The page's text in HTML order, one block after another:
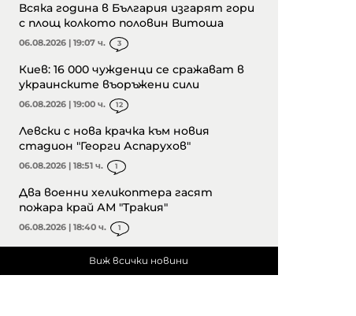
Всяка година в България изгарят гори
с площ колкото половин Витоша
06.08.2026 | 19:07 ч. 3
Киев: 16 000 чужденци се сражават в
украинските въоръжени сили
06.08.2026 | 19:00 ч. 12
Левски с нова крачка към новия
стадион "Георги Аспарухов"
06.08.2026 | 18:51 ч. 1
Два военни хеликоптера гасят
пожара край АМ "Тракия"
06.08.2026 | 18:40 ч. 1
Виж всички новини